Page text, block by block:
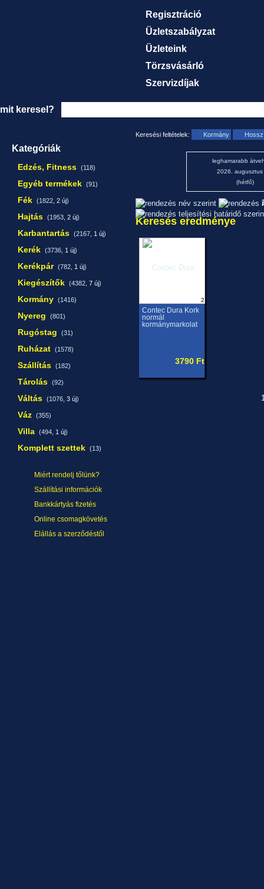
Regisztráció
Üzletszabályzat
Üzleteink
Törzsvásárló
Szervizdíjak
mit keresel?
Kategóriák
Edzés, Fitness (118)
Egyéb termékek (91)
Fék (1822, 2 új)
Hajtás (1953, 2 új)
Karbantartás (2167, 1 új)
Kerék (3736, 1 új)
Kerékpár (782, 1 új)
Kiegészítők (4382, 7 új)
Kormány (1416)
Nyereg (801)
Rugóstag (31)
Ruházat (1578)
Szállítás (182)
Tárolás (92)
Váltás (1076, 3 új)
Váz (355)
Villa (494, 1 új)
Komplett szettek (13)
Miért rendelj tőlünk?
Szállítási információk
Bankkártyás fizetés
Online csomagkövetés
Elállás a szerződéstől
Keresési feltételek: Kormány
leghamarabb
2026. augusztus
(hétfő)
Keresés eredménye
2
Contec Dura Kork
normál
kormánymarkolat
3790 Ft